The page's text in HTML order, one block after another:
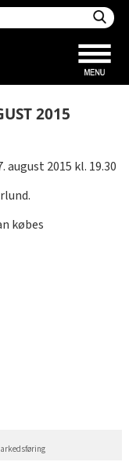
2015
august 2015 kl. 19.30
købes